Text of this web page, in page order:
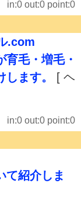
in:0 out:0 point:0
.com
毛・増毛・
ます。
[ ヘ
in:0 out:0 point:0
て紹介しま